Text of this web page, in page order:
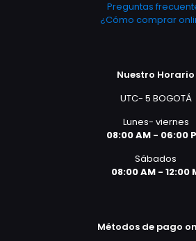
Preguntas
¿Cómo comprar
Nuestro Horario
UTC- 5 BOGOTÁ
Lunes- viernes
08:00 AM - 06:00
Sábados
08:00 AM - 12:00
Métodos de pago